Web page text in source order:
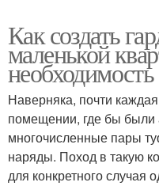
Как создать
маленькой
Наверняка, почти
помещении, где бы были
многочисленные пары
наряды. Поход в такую
для конкретного